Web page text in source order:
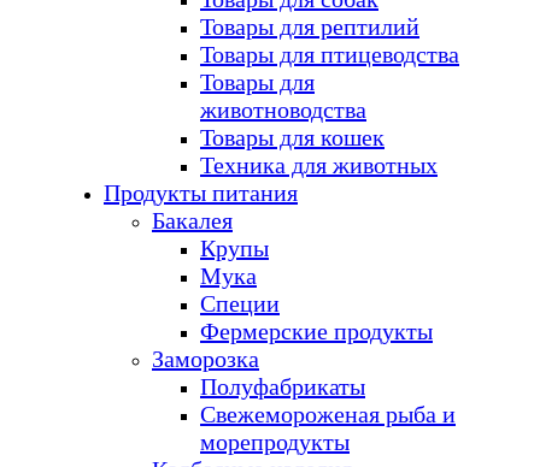
Товары для рептилий
Товары для птицеводства
Товары для
животноводства
Товары для кошек
Техника для животных
Продукты питания
Бакалея
Крупы
Мука
Специи
Фермерские продукты
Заморозка
Полуфабрикаты
Свежемороженая рыба и
морепродукты